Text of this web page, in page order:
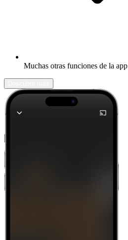
Muchas otras funciones de la app